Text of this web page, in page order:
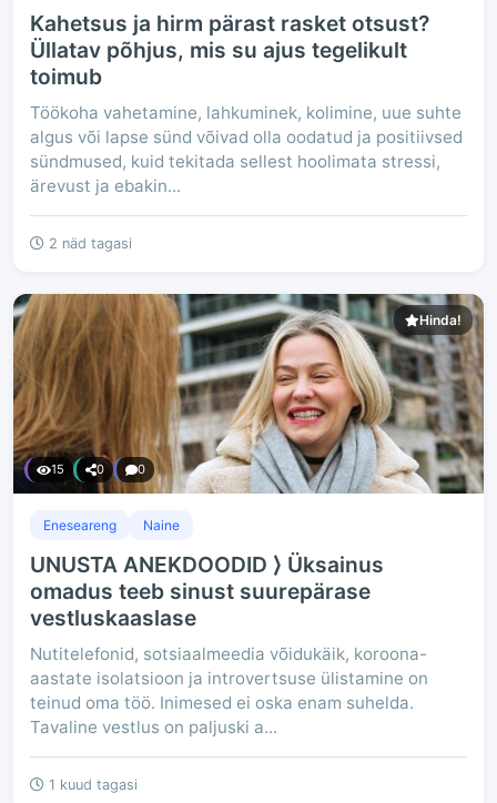
Kahetsus ja hirm pärast rasket otsust?
Üllatav põhjus, mis su ajus tegelikult
toimub
Töökoha vahetamine, lahkuminek, kolimine, uue suhte
algus või lapse sünd võivad olla oodatud ja positiivsed
sündmused, kuid tekitada sellest hoolimata stressi,
ärevust ja ebakin...
2 näd tagasi
Hinda!
15 0 0
Eneseareng Naine
UNUSTA ANEKDOODID ⟩ Üksainus
omadus teeb sinust suurepärase
vestluskaaslase
Nutitelefonid, sotsiaalmeedia võidukäik, koroona-
aastate isolatsioon ja introvertsuse ülistamine on
teinud oma töö. Inimesed ei oska enam suhelda.
Tavaline vestlus on paljuski a...
1 kuud tagasi